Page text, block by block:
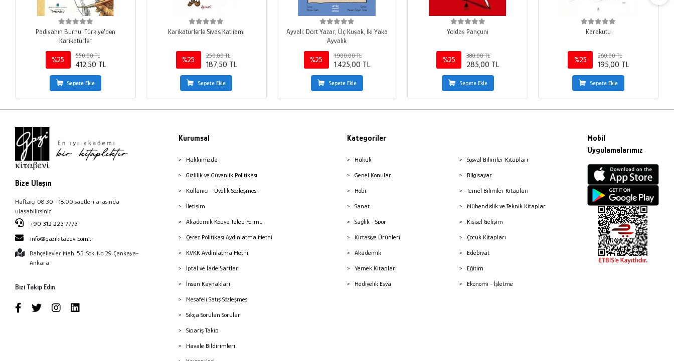
Padişahın Burnu: Türkiye'den
Karikatürler
%25
550,00 TL
412,50 TL
Sepete Ekle
Karikatürlerle Sivas Katliamı
%25
250,00 TL
187,50 TL
Sepete Ekle
Ayvali: Dört Yazar, Üç Kuşak, İki Yaka
Ayvalık
%25
1.900,00 TL
1.425,00 TL
Sepete Ekle
Yoldaş Pançuni
%25
380,00 TL
285,00 TL
Sepete Ekle
Karakutu
%25
260,00 TL
195,00 TL
Sepete Ekle
Bize Ulaşın
Haftaiçi 08:30 - 18:00 saatleri arasında
ulaşabilirsiniz.
+90 312 223 7773
info@gazikitabevi.com.tr
Bahçelievler Mah. 53. Sok. No:29 Çankaya-
Ankara
Bizi Takip Edin
Kurumsal
Hakkımızda
Gizlilik ve Güvenlik Politikası
Kullanıcı - Üyelik Sözleşmesi
İletişim
Akademik Kopya Talep Formu
Çerez Politikası Aydınlatma Metni
KVKK Aydınlatma Metni
İptal ve İade Şartları
İnsan Kaynakları
Mesafeli Satış Sözleşmesi
Sıkça Sorulan Sorular
Sipariş Takip
Havale Bildirimleri
Kategoriler
Hukuk
Genel Konular
Hobi
Sanat
Sağlık - Spor
Kırtasiye Ürünleri
Akademik
Yemek Kitapları
Hediyelik Eşya
Sosyal Bilimler Kitapları
Bilgisayar
Temel Bilimler Kitapları
Mühendislik ve Teknik Kitaplar
Kişisel Gelişim
Çocuk Kitapları
Edebiyat
Eğitim
Ekonomi - İşletme
Mobil
Uygulamalarımız